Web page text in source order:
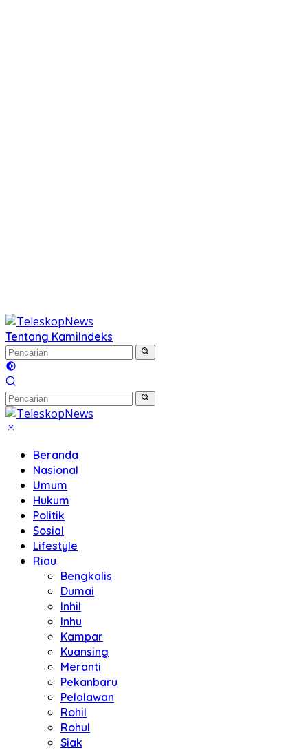
Langsung
ke
konten
Tentang KamiIndeks
Beranda
Nasional
Umum
Hukum
Politik
Sosial
Lifestyle
Riau
Bengkalis
Dumai
Inhil
Inhu
Kampar
Kuansing
Meranti
Pekanbaru
Pelalawan
Rohil
Rohul
Siak